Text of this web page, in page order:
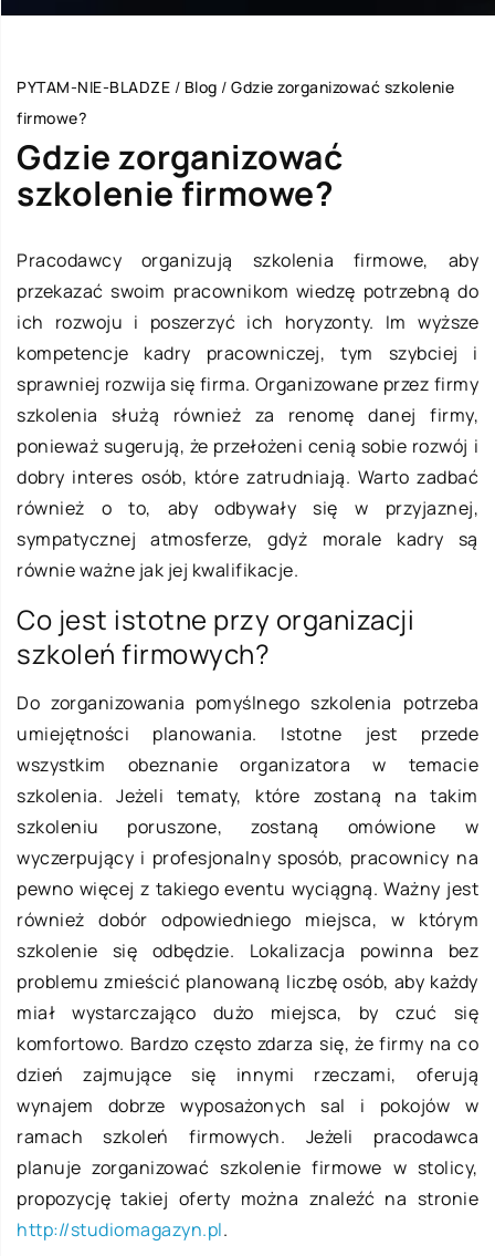
PYTAM-NIE-BLADZE / Blog / Gdzie zorganizować szkolenie
firmowe?
Gdzie zorganizować
szkolenie firmowe?
Pracodawcy organizują szkolenia firmowe, aby
przekazać swoim pracownikom wiedzę potrzebną do
ich rozwoju i poszerzyć ich horyzonty. Im wyższe
kompetencje kadry pracowniczej, tym szybciej i
sprawniej rozwija się firma. Organizowane przez firmy
szkolenia służą również za renomę danej firmy,
ponieważ sugerują, że przełożeni cenią sobie rozwój i
dobry interes osób, które zatrudniają. Warto zadbać
również o to, aby odbywały się w przyjaznej,
sympatycznej atmosferze, gdyż morale kadry są
równie ważne jak jej kwalifikacje.
Co jest istotne przy organizacji
szkoleń firmowych?
Do zorganizowania pomyślnego szkolenia potrzeba
umiejętności planowania. Istotne jest przede
wszystkim obeznanie organizatora w temacie
szkolenia. Jeżeli tematy, które zostaną na takim
szkoleniu poruszone, zostaną omówione w
wyczerpujący i profesjonalny sposób, pracownicy na
pewno więcej z takiego eventu wyciągną. Ważny jest
również dobór odpowiedniego miejsca, w którym
szkolenie się odbędzie. Lokalizacja powinna bez
problemu zmieścić planowaną liczbę osób, aby każdy
miał wystarczająco dużo miejsca, by czuć się
komfortowo. Bardzo często zdarza się, że firmy na co
dzień zajmujące się innymi rzeczami, oferują
wynajem dobrze wyposażonych sal i pokojów w
ramach szkoleń firmowych. Jeżeli pracodawca
planuje zorganizować szkolenie firmowe w stolicy,
propozycję takiej oferty można znaleźć na stronie
http://studiomagazyn.pl.